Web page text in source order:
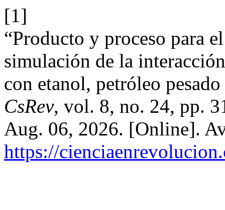
[1]
“Producto y proceso para
simulación de la
con etanol, petróleo
CsRev, vol. 8, no. 24, pp.
Aug. 06, 2026. [Online].
https://